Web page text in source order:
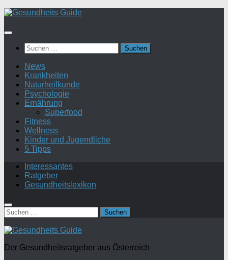
Suchen
nach:
News
Krankheiten
Naturheilkunde
Psychologie
Ernährung
Superfood
Fitness
Wellness
Kinder und Jugendliche
5 Tipps
Interessantes
Ratgeber
Gesundheitslexikon
Suchen
nach:
Der Gesundheitsratgeber aus Österreich